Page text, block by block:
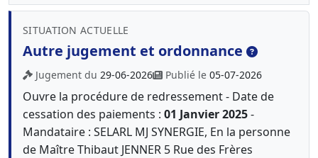
SITUATION ACTUELLE
Autre jugement et ordonnance
Jugement du 29-06-2026 Publié le 05-07-2026
Ouvre la procédure de redressement - Date de
cessation des paiements : 01 Janvier 2025-
Mandataire : SELARL MJ SYNERGIE, En la personne
de Maître Thibaut JENNER 5 Rue des Frères